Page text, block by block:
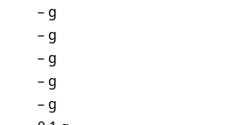
– g
– g
– g
– g
– g